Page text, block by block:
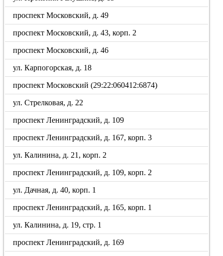
проспект Московский, д. 49
проспект Московский, д. 43, корп. 2
проспект Московский, д. 46
ул. Карпогорская, д. 18
проспект Московский (29:22:060412:6874)
ул. Стрелковая, д. 22
проспект Ленинградский, д. 109
проспект Ленинградский, д. 167, корп. 3
ул. Калинина, д. 21, корп. 2
проспект Ленинградский, д. 109, корп. 2
ул. Дачная, д. 40, корп. 1
проспект Ленинградский, д. 165, корп. 1
ул. Калинина, д. 19, стр. 1
проспект Ленинградский, д. 169